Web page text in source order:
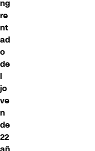
ng
re
nt
ad
o
de
l
jo
ve
n
de
22